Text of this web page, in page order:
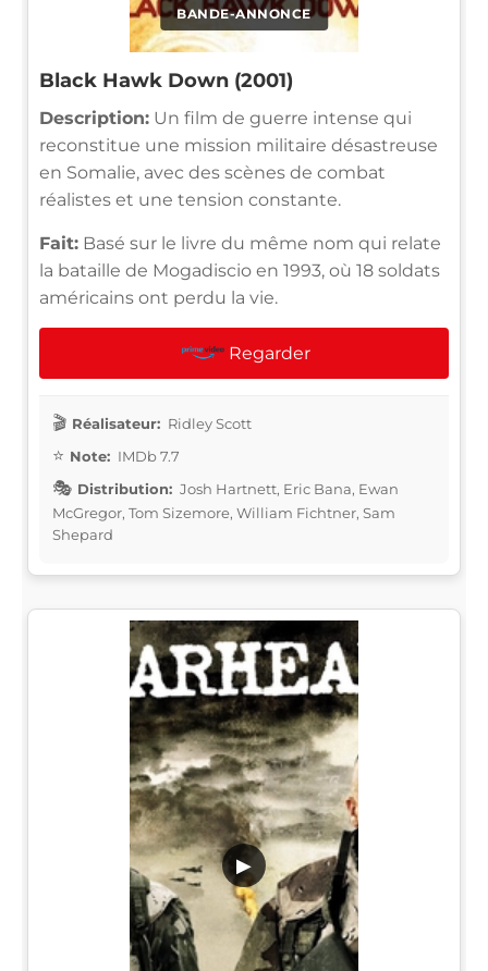
BANDE-ANNONCE
Black Hawk Down (2001)
Description: Un film de guerre intense qui
reconstitue une mission militaire désastreuse
en Somalie, avec des scènes de combat
réalistes et une tension constante.
Fait: Basé sur le livre du même nom qui relate
la bataille de Mogadiscio en 1993, où 18 soldats
américains ont perdu la vie.
Regarder
Réalisateur: Ridley Scott
Note: IMDb 7.7
Distribution: Josh Hartnett, Eric Bana, Ewan
McGregor, Tom Sizemore, William Fichtner, Sam
Shepard
▶